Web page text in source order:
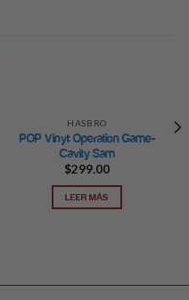
HASBRO
POP Vinyl: Operation Game-
Cavity Sam
$299.00
LEER MÁS